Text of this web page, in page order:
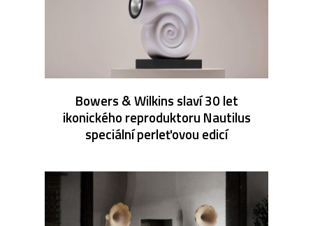
Bowers & Wilkins slaví 30 let
ikonického reproduktoru Nautilus
speciální perleťovou edicí